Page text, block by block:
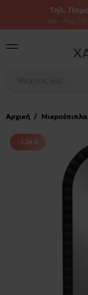
Τηλ.
Δευ - Παρ:
Αρχική / Μικροέπιπλα
-2,26 €